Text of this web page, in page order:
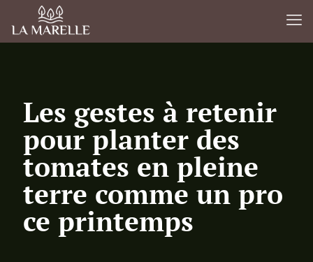
Les gestes à retenir
pour planter des
tomates en pleine
terre comme un pro
ce printemps